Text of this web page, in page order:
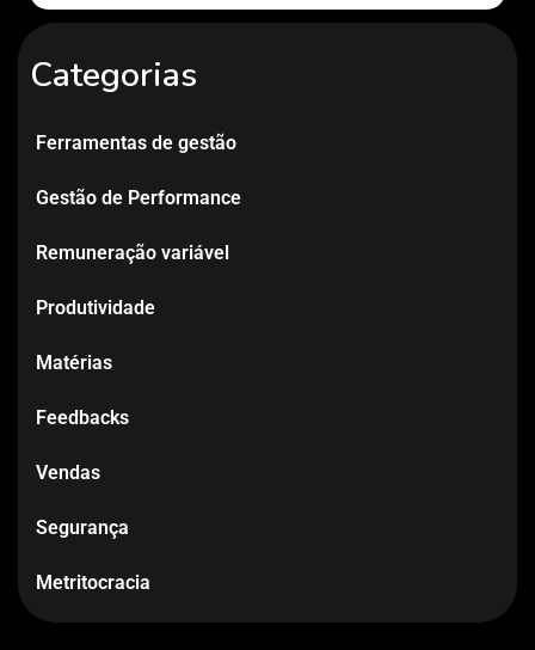
Categorias
Ferramentas de gestão
Gestão de Performance
Remuneração variável
Produtividade
Matérias
Feedbacks
Vendas
Segurança
Metritocracia